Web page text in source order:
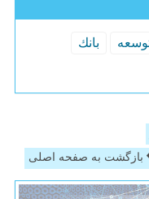
بانك
بازگشت به صفحه اصلی